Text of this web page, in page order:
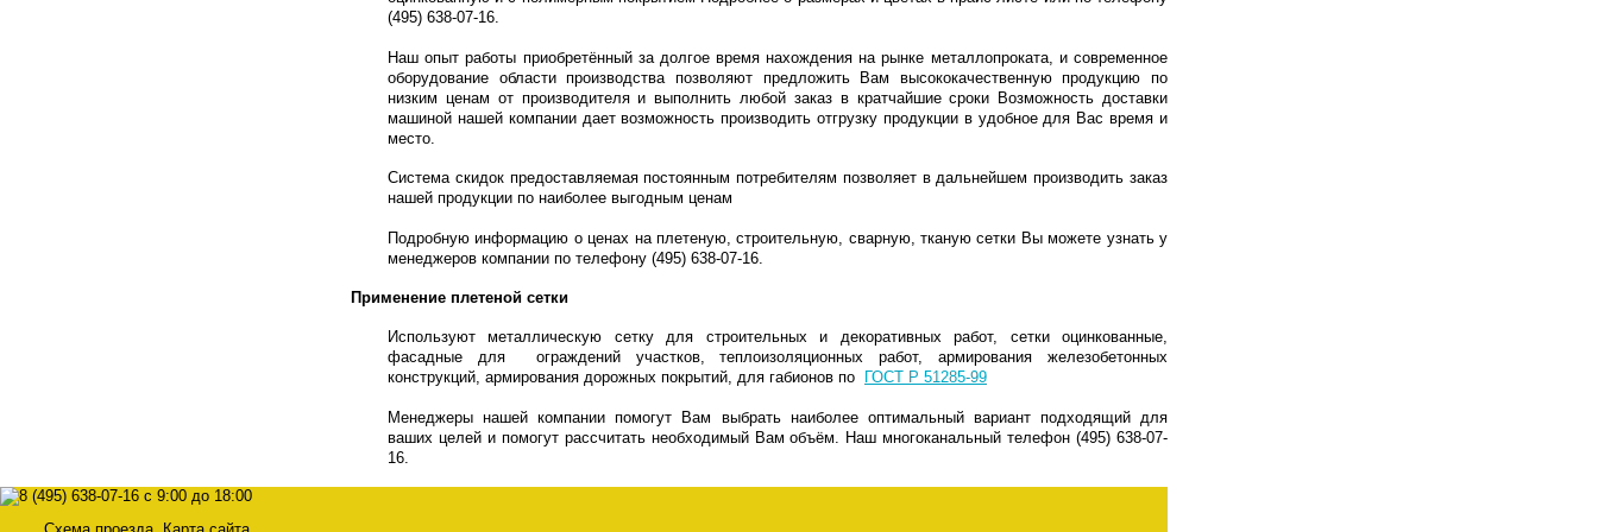
(495) 638-07-16.
Наш опыт работы приобретённый за долгое время нахождения на рынке металлопроката, и современное
оборудование области производства позволяют предложить Вам высококачественную продукцию по
низким ценам от производителя и выполнить любой заказ в кратчайшие сроки Возможность доставки
машиной нашей компании дает возможность производить отгрузку продукции в удобное для Вас время и
место.
Система скидок предоставляемая постоянным потребителям позволяет в дальнейшем производить заказ
нашей продукции по наиболее выгодным ценам
Подробную информацию о ценах на плетеную, строительную, сварную, тканую сетки Вы можете узнать у
менеджеров компании по телефону (495) 638-07-16.
Применение плетеной сетки
Используют металлическую сетку для строительных и декоративных работ, сетки оцинкованные,
фасадные для ограждений участков, теплоизоляционных работ, армирования железобетонных
конструкций, армирования дорожных покрытий, для габионов по
ГОСТ Р 51285-99
Менеджеры нашей компании помогут Вам выбрать наиболее оптимальный вариант подходящий для
ваших целей и помогут рассчитать необходимый Вам объём. Наш многоканальный телефон (495) 638-07-
16.